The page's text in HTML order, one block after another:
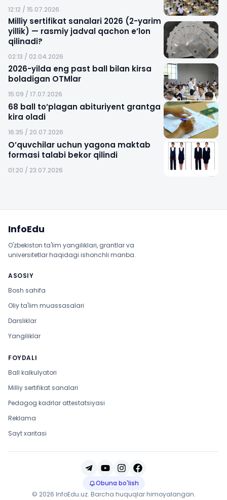
12:12 / 15.07.2026
Milliy sertifikat sanalari 2026 (2-yarim
yillik) — rasmiy jadval qachon e’lon
qilinadi?
02:13 / 02.04.2026
2026-yilda eng past ball bilan kirsa
boladigan OTMlar
15:09 / 17.07.2026
68 ball to’plagan abituriyent grantga
kira oladi
16:35 / 20.07.2026
O’quvchilar uchun yagona maktab
formasi talabi bekor qilindi
01:20 / 23.07.2026
InfoEdu
O'zbekiston ta'lim yangiliklari, grantlar va
universitetlar haqidagi ishonchli manba.
ASOSIY
Bosh sahifa
Oliy ta'lim muassasalari
Darsliklar
Yangiliklar
FOYDALI
Ball kalkulyatori
Milliy sertifikat sanalari
Pedagog kadrlar attestatsiyasi
Reklama
Sayt xaritasi
Obuna bo'lish
© 2026 InfoEdu.uz. Barcha huquqlar himoyalangan.